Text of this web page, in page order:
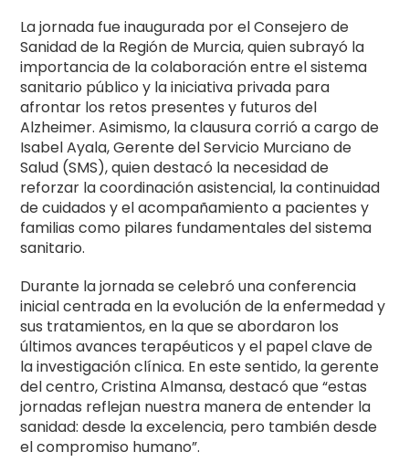
La jornada fue inaugurada por el Consejero de
Sanidad de la Región de Murcia, quien subrayó la
importancia de la colaboración entre el sistema
sanitario público y la iniciativa privada para
afrontar los retos presentes y futuros del
Alzheimer. Asimismo, la clausura corrió a cargo de
Isabel Ayala, Gerente del Servicio Murciano de
Salud (SMS), quien destacó la necesidad de
reforzar la coordinación asistencial, la continuidad
de cuidados y el acompañamiento a pacientes y
familias como pilares fundamentales del sistema
sanitario.
Durante la jornada se celebró una conferencia
inicial centrada en la evolución de la enfermedad y
sus tratamientos, en la que se abordaron los
últimos avances terapéuticos y el papel clave de
la investigación clínica. En este sentido, la gerente
del centro, Cristina Almansa, destacó que “estas
jornadas reflejan nuestra manera de entender la
sanidad: desde la excelencia, pero también desde
el compromiso humano”.